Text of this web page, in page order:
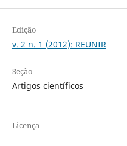
Edição
v. 2 n. 1 (2012): REUNIR
Seção
Artigos científicos
Licença